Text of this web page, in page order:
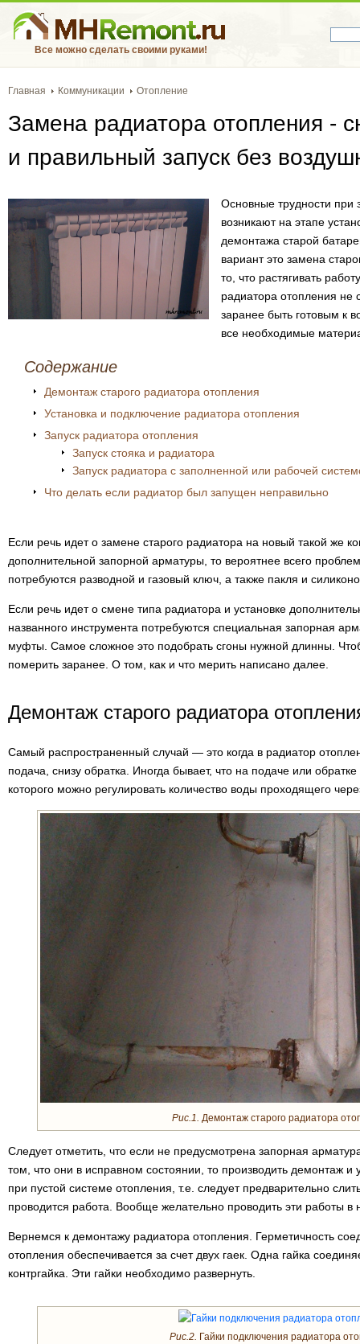
Все можно сделать своими руками!
Главная Коммуникации Отопление
Замена радиатора отопления -
и правильный запуск без
Основные трудности при
возникают на этапе
демонтажа старой
вариант это замена
то, что растягивать
радиатора отопления не
заранее быть готовым к
все необходимые
Содержание
Демонтаж старого радиатора отопления
Установка и подключение радиатора отопления
Запуск радиатора отопления
Запуск стояка и радиатора
Запуск радиатора с заполненной или рабочей
Что делать если радиатор был запущен неправильно
Если речь идет о замене старого радиатора на новый такой же
дополнительной запорной арматуры, то вероятнее всего
потребуются разводной и газовый ключ, а также пакля и
Если речь идет о смене типа радиатора и установке
названного инструмента потребуются специальная запорная
муфты. Самое сложное это подобрать сгоны нужной длинны.
померить заранее. О том, как и что мерить написано далее.
Демонтаж старого радиатора
Самый распространенный случай — это когда в радиатор
подача, снизу обратка. Иногда бывает, что на подаче или
которого можно регулировать количество воды проходящего
Рис.1. Демонтаж старого радиатора
Следует отметить, что если не предусмотрена запорная
том, что они в исправном состоянии, то производить демонтаж и
при пустой системе отопления, т.е. следует предварительно
проводится работа. Вообще желательно проводить эти работы в
Вернемся к демонтажу радиатора отопления. Герметичность
отопления обеспечивается за счет двух гаек. Одна гайка
контргайка. Эти гайки необходимо развернуть.
Рис.2. Гайки подключения радиатора